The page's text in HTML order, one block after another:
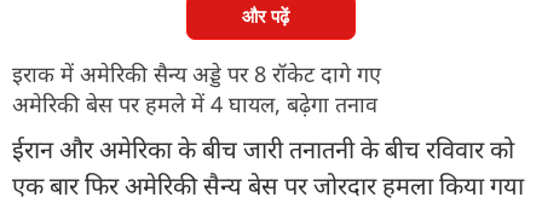
और पढ़ें
इराक में अमेरिकी सैन्य अड्डे पर 8 रॉकेट दागे गए
अमेरिकी बेस पर हमले में 4 घायल, बढ़ेगा तनाव
ईरान और अमेरिका के बीच जारी तनातनी के बीच रविवार को
एक बार फिर अमेरिकी सैन्य बेस पर जोरदार हमला किया गया